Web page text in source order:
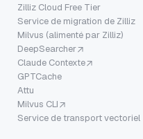
Zilliz Cloud Free Tier
Service de migration de Zilliz
Milvus (alimenté par Zilliz)
DeepSearcher
Claude Contexte
GPTCache
Attu
Milvus CLI
Service de transport vectoriel